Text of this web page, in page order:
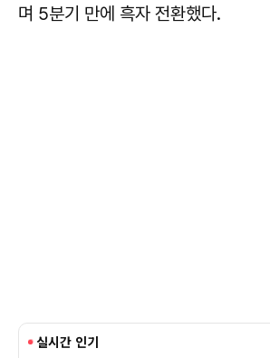
며 5분기 만에 흑자 전환했다.